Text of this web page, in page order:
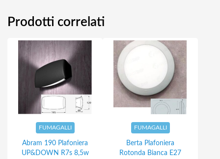
Prodotti correlati
FUMAGALLI
Abram 190 Plafoniera
UP&DOWN R7s 8,5w
FUMAGALLI
Berta Plafoniera
Rotonda Bianca E27